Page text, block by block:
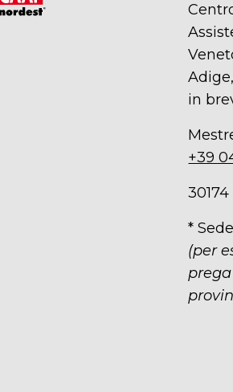
in
+39
*
(per